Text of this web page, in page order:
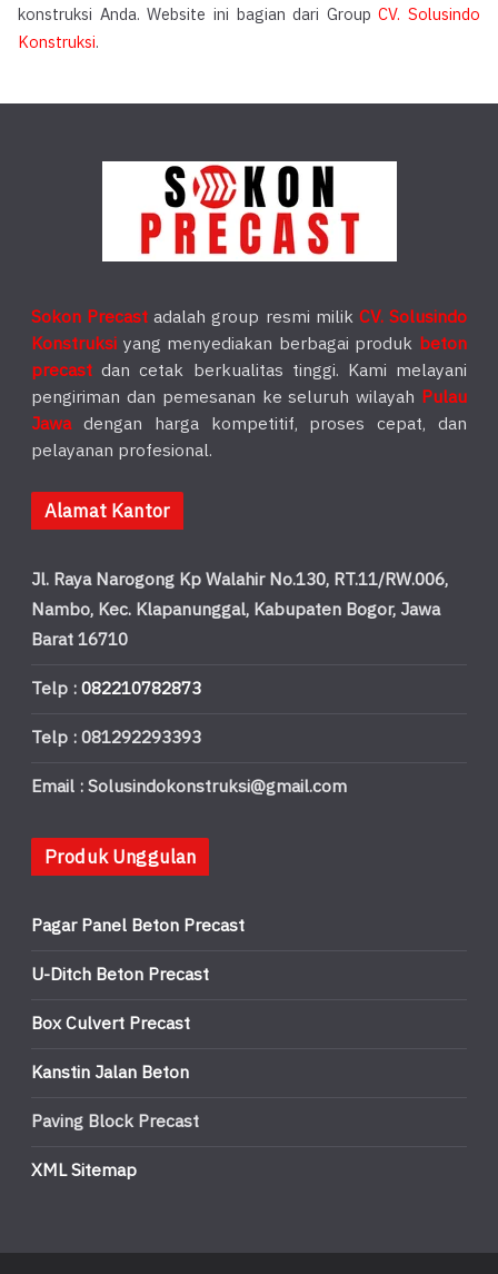
konstruksi Anda. Website ini bagian dari GroupCV. Solusindo
Konstruksi.
Sokon Precast adalah group resmi milik CV. Solusindo
Konstruksi yang menyediakan berbagai produk beton
precast dan cetak berkualitas tinggi. Kami melayani
pengiriman dan pemesanan ke seluruh wilayah Pulau
Jawadengan harga kompetitif, proses cepat, dan
pelayanan profesional.
Alamat Kantor
Jl. Raya Narogong Kp Walahir No.130, RT.11/RW.006,
Nambo, Kec. Klapanunggal, Kabupaten Bogor, Jawa
Barat 16710
Telp :082210782873
Telp : 081292293393
Email : Solusindokonstruksi@gmail.com
Produk Unggulan
Pagar Panel Beton Precast
U-Ditch Beton Precast
Box Culvert Precast
Kanstin Jalan Beton
Paving Block Precast
XML Sitemap